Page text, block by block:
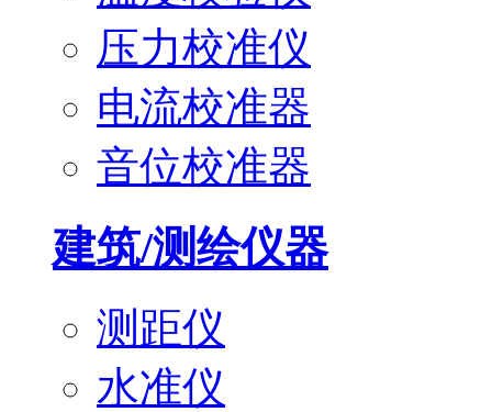
压力校准仪
电流校准器
音位校准器
建筑/测绘仪器
测距仪
水准仪